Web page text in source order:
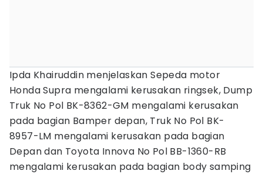
Ipda Khairuddin menjelaskan Sepeda motor
Honda Supra mengalami kerusakan ringsek, Dump
Truk No Pol BK-8362-GM mengalami kerusakan
pada bagian Bamper depan, Truk No Pol BK-
8957-LM mengalami kerusakan pada bagian
Depan dan Toyota Innova No Pol BB-1360-RB
mengalami kerusakan pada bagian body samping